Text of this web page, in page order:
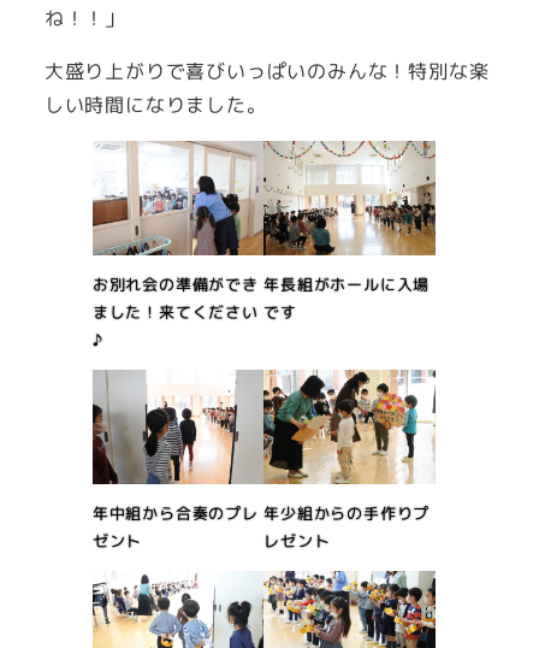
ね！！」
大盛り上がりで喜びいっぱいのみんな！特別な楽
しい時間になりました。
お別れ会の準備ができ
ました！来てください
♪
年長組がホールに入場
です
年中組から合奏のプレ
ゼント
年少組からの手作りプ
レゼント